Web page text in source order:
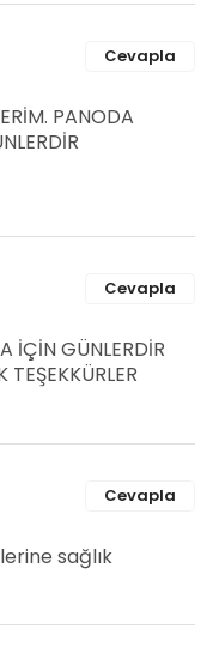
Cevapla
PANODA
Cevapla
İÇİN GÜNLERDİR
Cevapla
sağlık